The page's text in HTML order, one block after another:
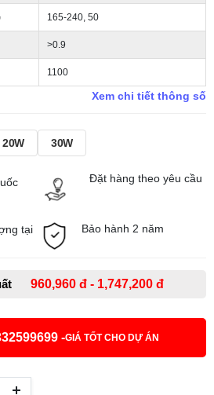
165-240, 50
>0.9
1100
Xem chi tiết thông số
20W 30W
Đặt hàng theo yêu cầu
tại
Bảo hành 2 năm
960,960 đ - 1,747,200 đ
-GIÁ TỐT CHO DỰ ÁN